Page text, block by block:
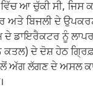
ਆ ਚੁੱਕੀ ਸੀ, ਜਿਸ
ਅਤੇ ਬਿਜਲੀ ਦੇ
ਦੇ ਡਾਇਰੈਕਟਰ ਨੂੰ
ਦੇ ਦੋਸ਼ ਹੇਠ
ਲੱਗਣ ਦੇ ਅਸਲ